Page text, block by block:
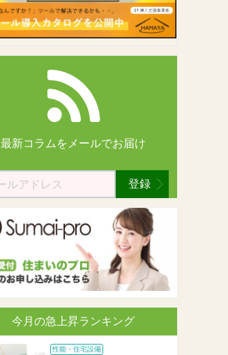
最新コラムを メールでお届け
登録
今月の急上昇ランキング
性能・住宅設備